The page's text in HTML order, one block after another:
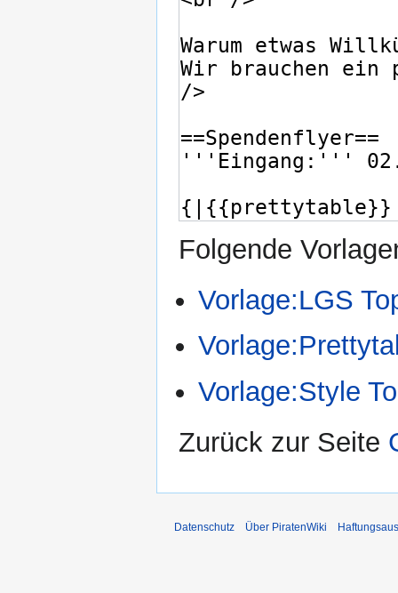
Folgende
Vorlage:LGS
Vorlage:Style
Zurück zur Seite
Datenschutz Über PiratenWiki